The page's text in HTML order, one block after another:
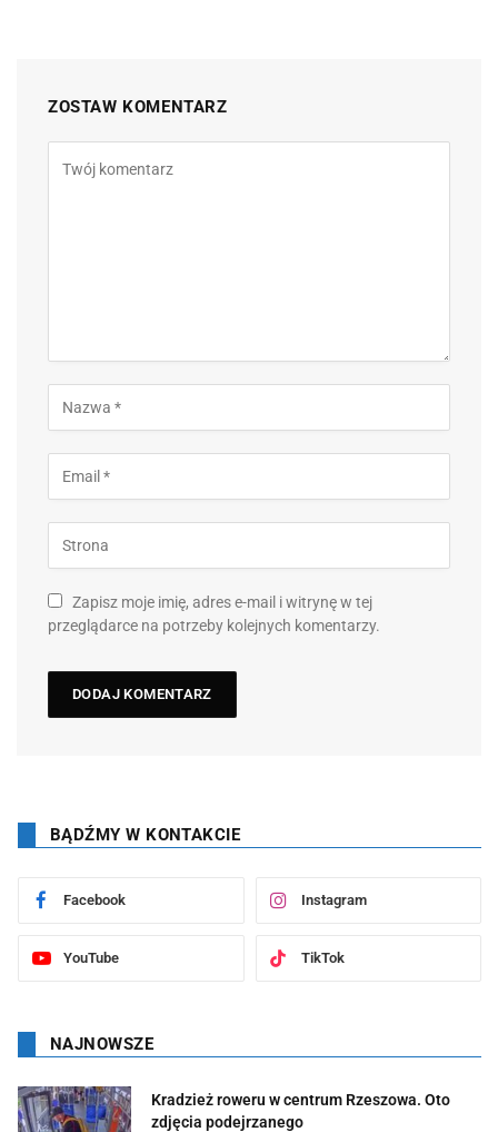
ZOSTAW KOMENTARZ
Zapisz moje imię, adres e-mail i witrynę w tej
przeglądarce na potrzeby kolejnych komentarzy.
BĄDŹMY W KONTAKCIE
Facebook Instagram
YouTube TikTok
NAJNOWSZE
Kradzież roweru w centrum Rzeszowa. Oto
zdjęcia podejrzanego